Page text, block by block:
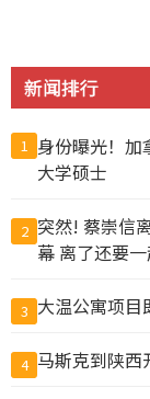
新闻排行
1 身份曝光！加
大学硕士
2 突然! 蔡崇信
幕 离了还要
3 大温公寓项目
4 马斯克到陕西